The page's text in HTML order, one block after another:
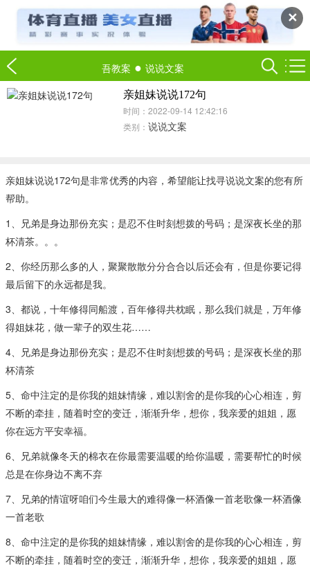
✕
吾教案 ● 说说文案
亲姐妹说说172句
时间：2022-09-14 12:42:16
类别： 说说文案
亲姐妹说说172句是非常优秀的内容，希望能让找寻说说文案的您有所
帮助。
1、兄弟是身边那份充实；是忍不住时刻想拨的号码；是深夜长坐的那
杯清茶。。。
2、你经历那么多的人，聚聚散散分分合合以后还会有，但是你要记得
最后留下的永远都是我。
3、都说，十年修得同船渡，百年修得共枕眠，那么我们就是，万年修
得姐妹花，做一辈子的双生花……
4、兄弟是身边那份充实；是忍不住时刻想拨的号码；是深夜长坐的那
杯清茶
5、命中注定的是你我的姐妹情缘，难以割舍的是你我的心心相连，剪
不断的牵挂，随着时空的变迁，渐渐升华，想你，我亲爱的姐姐，愿
你在远方平安幸福。
6、兄弟就像冬天的棉衣在你最需要温暖的给你温暖，需要帮忙的时候
总是在你身边不离不弃
7、兄弟的情谊呀咱们今生最大的难得像一杯酒像一首老歌像一杯酒像
一首老歌
8、命中注定的是你我的姐妹情缘，难以割舍的是你我的心心相连，剪
不断的牵挂，随着时空的变迁，渐渐升华，想你，我亲爱的姐姐，愿